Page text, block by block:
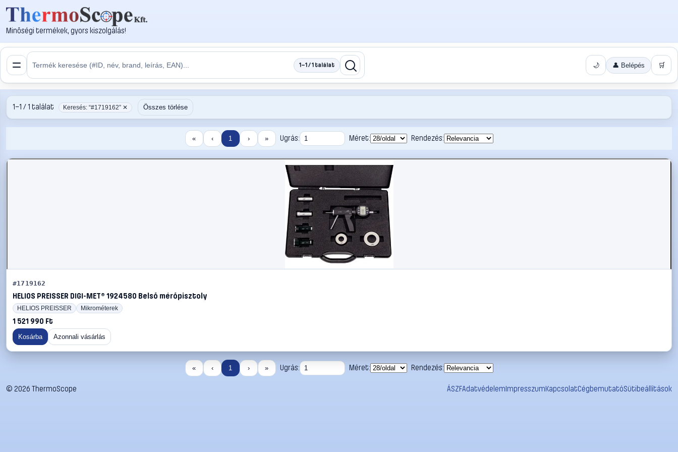
Minőségi termékek, gyors kiszolgálás!
1–1 / 1 találat 🌙 👤 Belépés 🛒
1–1 / 1 találat Keresés: “#1719162” ✕ Összes törlése
« ‹ 1 › » Ugrás: Méret: Rendezés:
#1719162
HELIOS PREISSER DIGI-MET® 1924580 Belső mérőpisztoly
HELIOS PREISSER Mikrométerek
1 521 990 Ft
Kosárba Azonnali vásárlás
« ‹ 1 › » Ugrás: Méret: Rendezés:
© 2026 ThermoScope ÁSZFAdatvédelemImpresszumKapcsolatCégbemutatóSütibeállítások